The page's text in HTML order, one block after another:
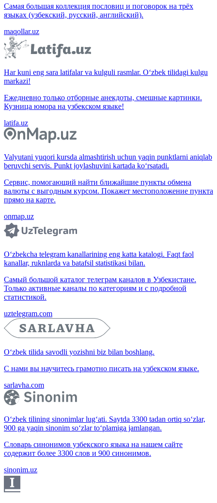
Самая большая коллекция пословиц и поговорок на трёх
языках (узбекский, русский, английский).
maqollar.uz
Har kuni eng sara latifalar va kulguli rasmlar. O‘zbek tilidagi kulgu
markazi!
Ежедневно только отборные анекдоты, смешные картинки.
Кузница юмора на узбекском языке!
latifa.uz
Valyutani yuqori kursda almashtirish uchun yaqin punktlarni aniqlab
beruvchi servis. Punkt joylashuvini kartada ko‘rsatadi.
Сервис, помогающий найти ближайшие пункты обмена
валюты с выгодным курсом. Покажет местоположение пункта
прямо на карте.
onmap.uz
O‘zbekcha telegram kanallarining eng katta katalogi. Faqt faol
kanallar, ruknlarda va batafsil statistikasi bilan.
Самый большой каталог телеграм каналов в Узбекистане.
Только активные каналы по категориям и с подробной
статистикой.
uztelegram.com
O‘zbek tilida savodli yozishni biz bilan boshlang.
С нами вы научитесь грамотно писать на узбекском языке.
sarlavha.com
O‘zbek tilining sinonimlar lug‘ati. Saytda 3300 tadan ortiq so‘zlar,
900 ga yaqin sinonim so‘zlar to‘plamiga jamlangan.
Словарь синонимов узбекского языка на нашем сайте
содержит более 3300 слов и 900 синонимов.
sinonim.uz